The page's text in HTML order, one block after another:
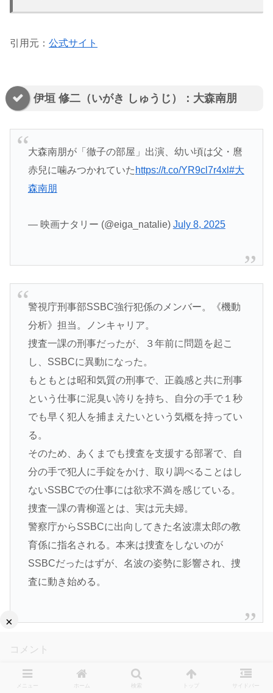
引用元： 公式サイト
伊垣 修二（いがき しゅうじ）：大森南朋
大森南朋が「徹子の部屋」出演、幼い頃は父・麿
赤兒に噛みつかれていた https://t.co/YR9cl7r4xl #大
森南朋
— 映画ナタリー (@eiga_natalie) July 8, 2025
警視庁刑事部SSBC強行犯係のメンバー。《機動
分析》担当。ノンキャリア。
捜査一課の刑事だったが、３年前に問題を起こ
し、SSBCに異動になった。
もともとは昭和気質の刑事で、正義感と共に刑事
という仕事に泥臭い誇りを持ち、自分の手で１秒
でも早く犯人を捕まえたいという気概を持ってい
る。
そのため、あくまでも捜査を支援する部署で、自
分の手で犯人に手錠をかけ、取り調べることはし
ないSSBCでの仕事には欲求不満を感じている。
捜査一課の青柳遥とは、実は元夫婦。
警察庁からSSBCに出向してきた名波凛太郎の教
育係に指名される。本来は捜査をしないのが
SSBCだったはずが、名波の姿勢に影響され、捜
査に動き始める。
コメント
メニュー ホーム 検索 トップ サイドバー
×